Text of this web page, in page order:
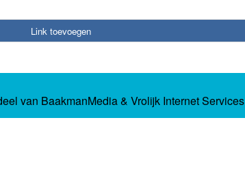
Link toevoegen
van BaakmanMedia& Vrolijk Internet Services